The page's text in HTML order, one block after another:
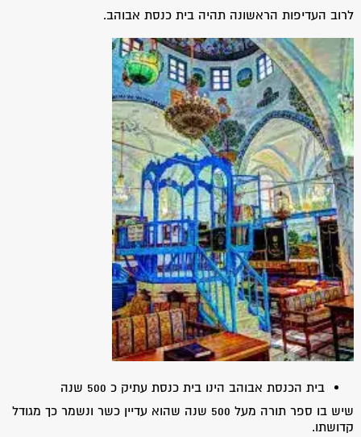
לרוב העדיפות הראשונה תהיה בית כנסת אבוהב.
בית הכנסת אבוהב הינו בית כנסת עתיק כ 500 שנה
שיש בו ספר תורה מעל 500 שנה שהוא עדיין כשר ונשמר כך מגודל
קדושתו.